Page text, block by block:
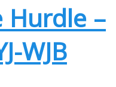
Hurdle –
WJB